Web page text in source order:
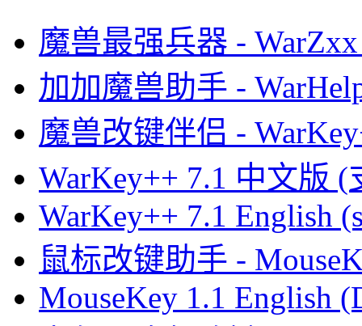
魔兽最强兵器 -
加加魔兽助手 -
魔兽改键伴侣 -
WarKey++ 7.1 中文版 (
WarKey++ 7.1 English
鼠标改键助手 -
MouseKey 1.1 English